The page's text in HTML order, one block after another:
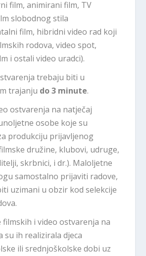
film, animirani film, TV
slobodnog stila
film, hibridni video rad koji
rodova, video spot,
i ostali video uradci).
trebaju biti u
trajanju do 3 minute.
ostvarenja na natječaj
osobe koje su
produkciju prijavljenog
družine, klubovi, udruge,
skrbnici, i dr.). Maloljetne
samostalno prijaviti radove,
uzimani u obzir kod selekcije
filmskih i video ostvarenja na
su ih realizirala djeca
ili srednjoškolske dobi uz